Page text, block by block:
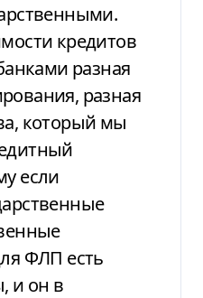
кредитов
разная
разная
который мы
если
ФЛП есть
и он в